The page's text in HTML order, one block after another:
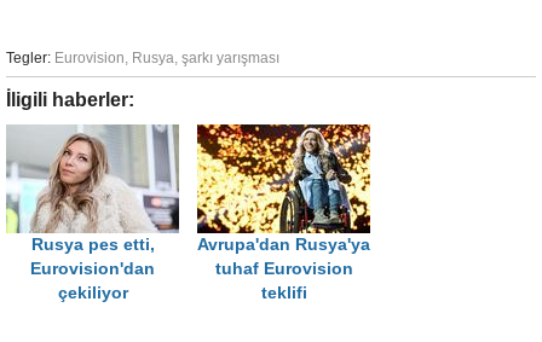
Tegler: Eurovision, Rusya, şarkı yarışması
İligili haberler:
Rusya pes etti,
Eurovision'dan
çekiliyor
Avrupa'dan Rusya'ya
tuhaf Eurovision
teklifi